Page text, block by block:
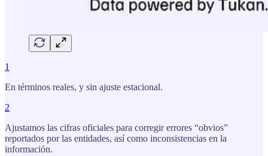
1
En términos reales, y sin ajuste estacional.
2
Ajustamos las cifras oficiales para corregir errores “obvios”
reportados por las entidades, así como inconsistencias en la
información.